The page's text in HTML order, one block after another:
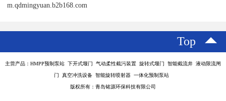
m.qdmingyuan.b2b168.com
Top
主营产品：HMPP预制泵站 下开式堰门 气动柔性截污装置 旋转式堰门 智能截流井 液动限流闸
门 真空冲洗设备 智能旋转喷射器 一体化预制泵站
版权所有：青岛铭源环保科技有限公司